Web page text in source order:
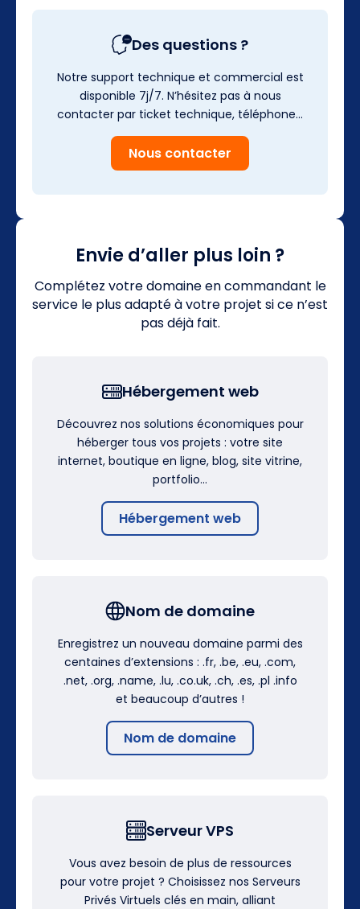
Des questions ?
Notre support technique et commercial est
disponible 7j/7. N’hésitez pas à nous
contacter par ticket technique, téléphone…
Nous contacter
Envie d’aller plus loin ?
Complétez votre domaine en commandant le
service le plus adapté à votre projet si ce n’est
pas déjà fait.
Hébergement web
Découvrez nos solutions économiques pour
héberger tous vos projets : votre site
internet, boutique en ligne, blog, site vitrine,
portfolio…
Hébergement web
Nom de domaine
Enregistrez un nouveau domaine parmi des
centaines d’extensions : .fr, .be, .eu, .com,
.net, .org, .name, .lu, .co.uk, .ch, .es, .pl .info
et beaucoup d’autres !
Nom de domaine
Serveur VPS
Vous avez besoin de plus de ressources
pour votre projet ? Choisissez nos Serveurs
Privés Virtuels clés en main, alliant